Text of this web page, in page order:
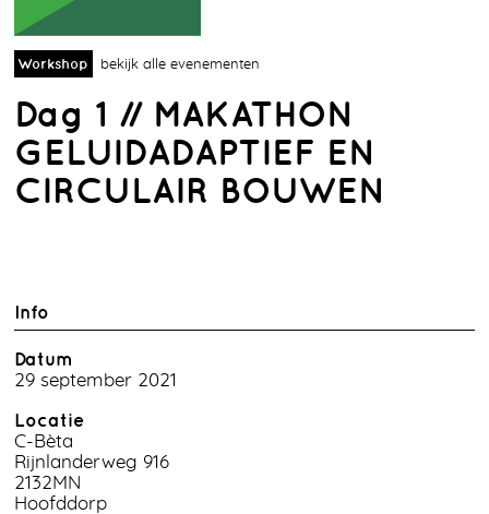
Workshop bekijk alle evenementen
Dag 1 // MAKATHON
GELUIDADAPTIEF EN
CIRCULAIR BOUWEN
Info
Datum
29 september 2021
Locatie
C-Bèta
Rijnlanderweg 916
2132MN
Hoofddorp